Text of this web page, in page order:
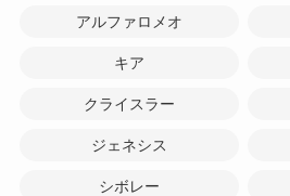
アルファロメオ
キア
クライスラー
ジェネシス
シボレー